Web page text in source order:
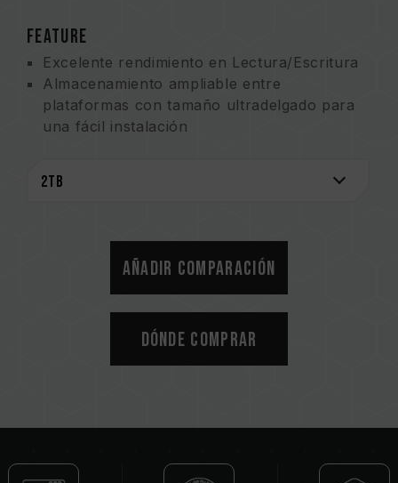
FEATURE
Excelente rendimiento en Lectura/Escritura
Almacenamiento ampliable entre
plataformas con tamaño ultradelgado para
una fácil instalación
El rendimiento optimizado ofrece
Ser ecológicos para la conservación de la
Disipador de calor de grafeno patentado
US11051392B2
Número de patente de innovación en
China: CN 211019739 U
Número de patente de innovación en
Añadir comparación
Dónde comprar